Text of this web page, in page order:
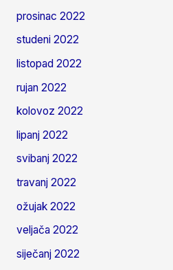
prosinac 2022
studeni 2022
listopad 2022
rujan 2022
kolovoz 2022
lipanj 2022
svibanj 2022
travanj 2022
ožujak 2022
veljača 2022
siječanj 2022